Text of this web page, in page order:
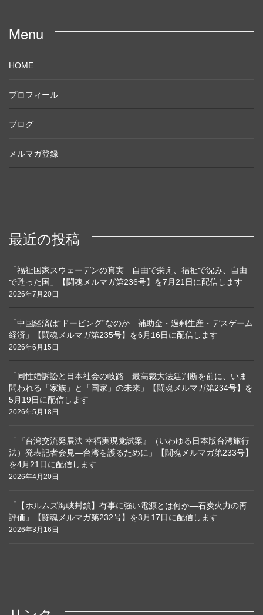
Menu
HOME
プロフィール
ブログ
メルマガ登録
最近の投稿
「福祉国家スウェーデンの真実―自由で栄え、福祉で沈み、自由
で甦った国」【闘魂メルマガ第236号】を7月21日に配信します
2026年7月20日
「中国経済は“ドーピング”なのか―補助金・過剰生産・デスゲーム
経済」【闘魂メルマガ第235号】を6月16日に配信します
2026年6月15日
「同性婚訴訟と日本社会の岐路―最高裁大法廷判断を前に、いま
問われる「家族」と「国家」の未来」【闘魂メルマガ第234号】を
5月19日に配信します
2026年5月18日
「『台湾交流発展法 幸福実現党試案』（いわゆる日本版台湾旅行
法）発表記者会見―台湾を護るために」【闘魂メルマガ第233号】
を4月21日に配信します
2026年4月20日
「【ホルムズ海峡封鎖】有事に強い電源とは何か―石炭火力の再
評価」【闘魂メルマガ第232号】を3月17日に配信します
2026年3月16日